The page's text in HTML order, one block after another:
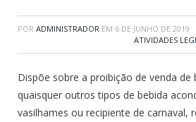
POR ADMINISTRADOR EM 6 DE JUNHO DE 2019
ATIVIDADES
Dispõe sobre a proibição de venda de
quaisquer outros tipos de bebida
vasilhames ou recipiente de carnaval,